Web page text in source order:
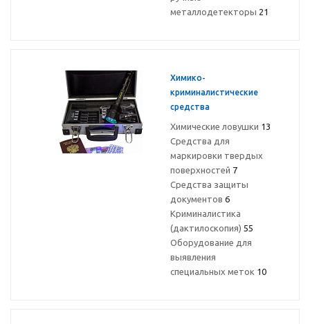
металлодетекторы 21
Химико-
криминалистические
средства
Химические ловушки 13
Средства для
маркировки твердых
поверхностей 7
Средства защиты
документов 6
Криминалистика
(дактилоскопия) 55
Оборудование для
выявления
специальных меток 10